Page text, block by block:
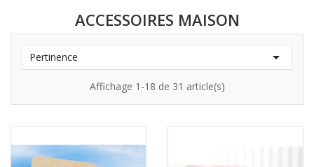
ACCESSOIRES MAISON
Pertinence 
Affichage 1-18 de 31 article(s)